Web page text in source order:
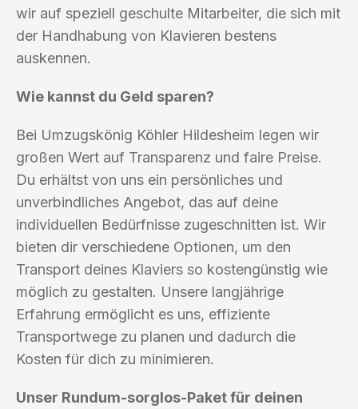
wir auf speziell geschulte Mitarbeiter, die sich mit
der Handhabung von Klavieren bestens
auskennen.
Wie kannst du Geld sparen?
Bei Umzugskönig Köhler Hildesheim legen wir
großen Wert auf Transparenz und faire Preise.
Du erhältst von uns ein persönliches und
unverbindliches Angebot, das auf deine
individuellen Bedürfnisse zugeschnitten ist. Wir
bieten dir verschiedene Optionen, um den
Transport deines Klaviers so kostengünstig wie
möglich zu gestalten. Unsere langjährige
Erfahrung ermöglicht es uns, effiziente
Transportwege zu planen und dadurch die
Kosten für dich zu minimieren.
Unser Rundum-sorglos-Paket für deinen